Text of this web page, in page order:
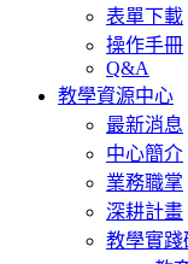
表單下載
操作手冊
Q&A
教學資源中心
最新消息
中心簡介
業務職掌
深耕計畫
教學實踐